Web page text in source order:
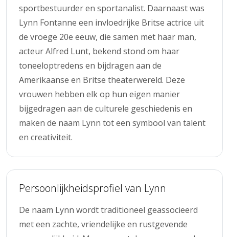
sportbestuurder en sportanalist. Daarnaast was
Lynn Fontanne een invloedrijke Britse actrice uit
de vroege 20e eeuw, die samen met haar man,
acteur Alfred Lunt, bekend stond om haar
toneeloptredens en bijdragen aan de
Amerikaanse en Britse theaterwereld. Deze
vrouwen hebben elk op hun eigen manier
bijgedragen aan de culturele geschiedenis en
maken de naam Lynn tot een symbool van talent
en creativiteit.
Persoonlijkheidsprofiel van Lynn
De naam Lynn wordt traditioneel geassocieerd
met een zachte, vriendelijke en rustgevende